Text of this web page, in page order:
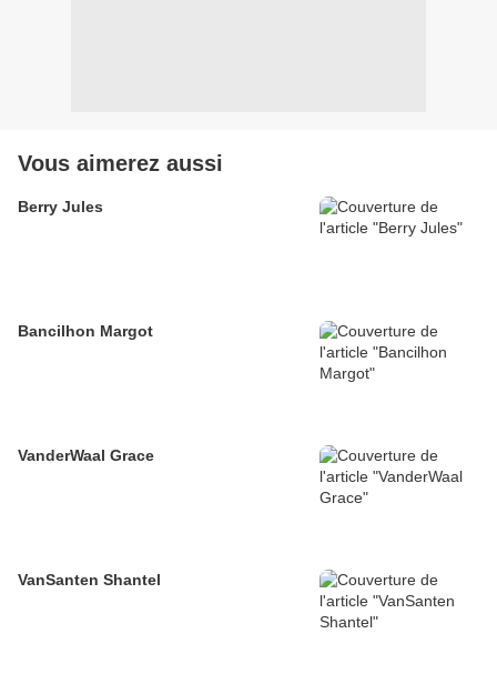
Vous aimerez aussi
Berry Jules
Bancilhon Margot
VanderWaal Grace
VanSanten Shantel